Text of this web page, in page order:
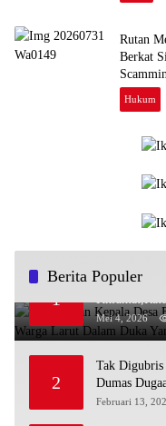
Rutan
Berkat
Hukum
Berita Populer
1
Pemakaman
Mendalam
Mei 4, 2026
2
Tak Digubris
Dumas
Kapolri
Februari 13,